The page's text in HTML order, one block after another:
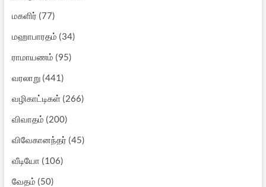
மகளிர் (77)
மஹாபாரதம் (34)
ராமாயணம் (95)
வரலாறு(441)
வழிகாட்டிகள்(266)
விவாதம் (200)
விவேகானந்தர் (45)
வீடியோ (106)
வேதம் (50)